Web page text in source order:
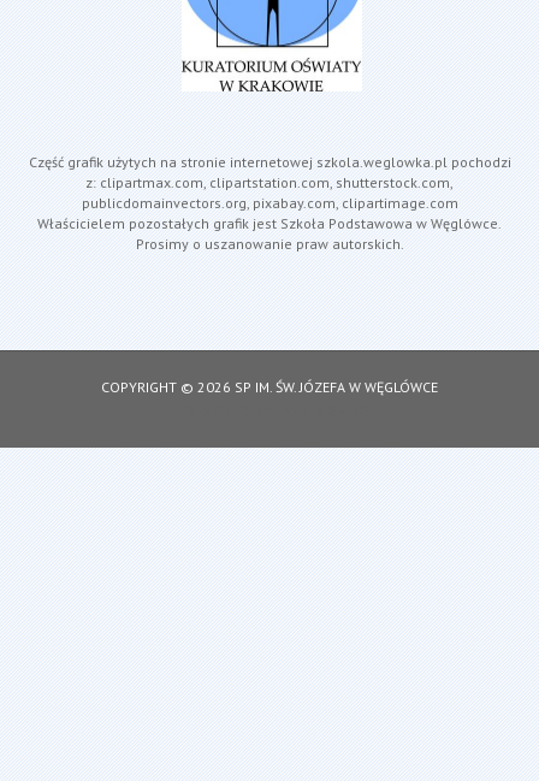
Część grafik użytych na stronie internetowej szkola.weglowka.pl pochodzi
z: clipartmax.com, clipartstation.com, shutterstock.com,
publicdomainvectors.org, pixabay.com, clipartimage.com
Właścicielem pozostałych grafik jest Szkoła Podstawowa w Węglówce.
Prosimy o uszanowanie praw autorskich.
COPYRIGHT © 2026 SP IM. ŚW. JÓZEFA W WĘGLÓWCE